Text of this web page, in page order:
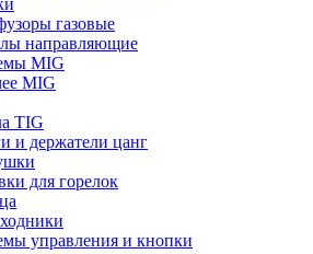
газовые
направляющие
MIG
MIG
TIG
и держатели цанг
для горелок
управления и кнопки